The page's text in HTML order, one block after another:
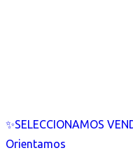
✨SELECCIONAMOS
Orientamos